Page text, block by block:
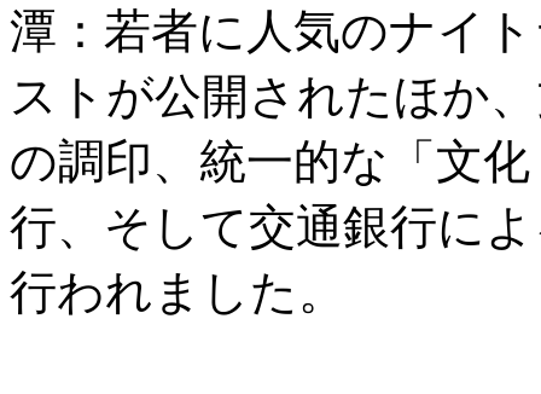
潭：若者に人気のナイ
ストが公開されたほか
の調印、統一的な「文
行、そして交通銀行に
行われました。